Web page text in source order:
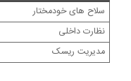
سلاح های خودمختار
نظارت داخلی
مدیریت ریسک